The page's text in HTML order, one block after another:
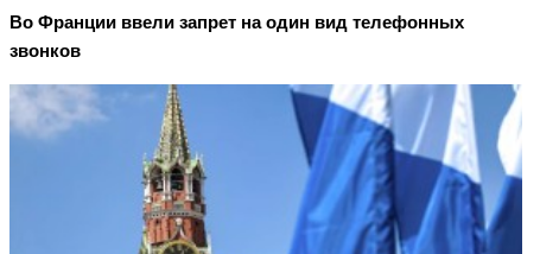
Во Франции ввели запрет на один вид телефонных
звонков